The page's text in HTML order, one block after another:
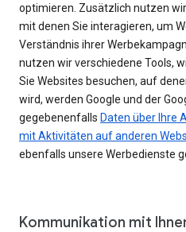
optimieren. Zusätzlich nutzen
mit denen Sie interagieren, um
Verständnis ihrer
nutzen wir verschiedene Tools,
Sie Websites besuchen, auf
wird, werden Google und der
gegebenenfalls Daten über Ihre
mit Aktivitäten auf anderen
ebenfalls unsere Werbedienste
Kommunikation mit